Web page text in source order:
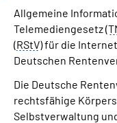
Sozialdienste &
Suche
Leichte Sprache
Allgemeine
Telemediengesetz (
(RStV) für die
Deutschen
Die Deutsche
rechtsfähige
Selbstverwaltung